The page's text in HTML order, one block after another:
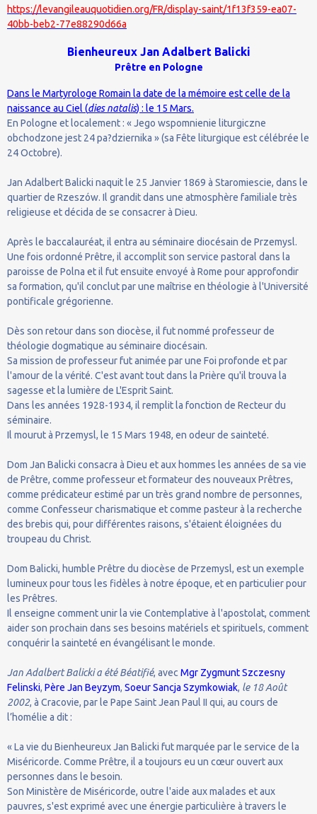
https://levangileauquotidien.org/FR/display-saint/1f13f359-ea07-
40bb-beb2-77e88290d66a
Bienheureux Jan Adalbert Balicki
Prêtre en Pologne
Dans le Martyrologe Romain la date de la mémoire est celle de la
naissance au Ciel (dies natalis) : le 15 Mars.
En Pologne et localement : « Jego wspomnienie liturgiczne
obchodzone jest 24 pa?dziernika » (sa Fête liturgique est célébrée le
24 Octobre).
Jan Adalbert Balicki naquit le 25 Janvier 1869 à Staromiescie, dans le
quartier de Rzeszów. Il grandit dans une atmosphère familiale très
religieuse et décida de se consacrer à Dieu.
Après le baccalauréat, il entra au séminaire diocésain de Przemysl.
Une fois ordonné Prêtre, il accomplit son service pastoral dans la
paroisse de Polna et il fut ensuite envoyé à Rome pour approfondir
sa formation, qu'il conclut par une maîtrise en théologie à l'Université
pontificale grégorienne.
Dès son retour dans son diocèse, il fut nommé professeur de
théologie dogmatique au séminaire diocésain.
Sa mission de professeur fut animée par une Foi profonde et par
l'amour de la vérité. C'est avant tout dans la Prière qu'il trouva la
sagesse et la lumière de L'Esprit Saint.
Dans les années 1928-1934, il remplit la fonction de Recteur du
séminaire.
Il mourut à Przemysl, le 15 Mars 1948, en odeur de sainteté.
Dom Jan Balicki consacra à Dieu et aux hommes les années de sa vie
de Prêtre, comme professeur et formateur des nouveaux Prêtres,
comme prédicateur estimé par un très grand nombre de personnes,
comme Confesseur charismatique et comme pasteur à la recherche
des brebis qui, pour différentes raisons, s'étaient éloignées du
troupeau du Christ.
Dom Balicki, humble Prêtre du diocèse de Przemysl, est un exemple
lumineux pour tous les fidèles à notre époque, et en particulier pour
les Prêtres.
Il enseigne comment unir la vie Contemplative à l'apostolat, comment
aider son prochain dans ses besoins matériels et spirituels, comment
conquérir la sainteté en évangélisant le monde.
Jan Adalbert Balicki a été Béatifié, avec Mgr Zygmunt Szczesny
Felinski, Père Jan Beyzym, Soeur Sancja Szymkowiak, le 18 Août
2002, à Cracovie, par le Pape Saint Jean Paul II qui, au cours de
l’homélie a dit :
« La vie du Bienheureux Jan Balicki fut marquée par le service de la
Miséricorde. Comme Prêtre, il a toujours eu un cœur ouvert aux
personnes dans le besoin.
Son Ministère de Miséricorde, outre l'aide aux malades et aux
pauvres, s'est exprimé avec une énergie particulière à travers le